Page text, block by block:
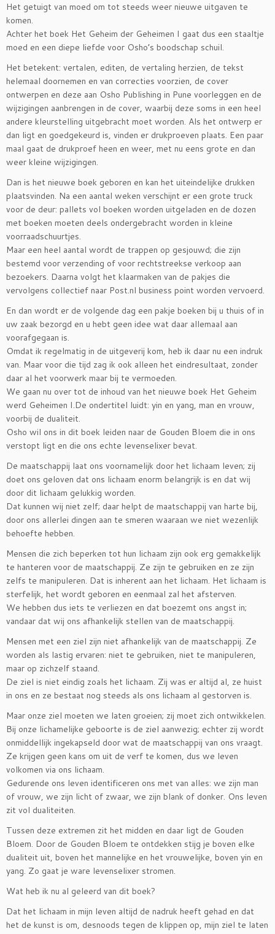
Het getuigt van moed om tot steeds weer nieuwe uitgaven te
komen.
Achter het boek Het Geheim der Geheimen I gaat dus een staaltje
moed en een diepe liefde voor Osho’s boodschap schuil.
Het betekent: vertalen, editen, de vertaling herzien, de tekst
helemaal doornemen en van correcties voorzien, de cover
ontwerpen en deze aan Osho Publishing in Pune voorleggen en de
wijzigingen aanbrengen in de cover, waarbij deze soms in een heel
andere kleurstelling uitgebracht moet worden. Als het ontwerp er
dan ligt en goedgekeurd is, vinden er drukproeven plaats. Een paar
maal gaat de drukproef heen en weer, met nu eens grote en dan
weer kleine wijzigingen.
Dan is het nieuwe boek geboren en kan het uiteindelijke drukken
plaatsvinden. Na een aantal weken verschijnt er een grote truck
voor de deur: pallets vol boeken worden uitgeladen en de dozen
met boeken moeten deels ondergebracht worden in kleine
voorraadschuurtjes.
Maar een heel aantal wordt de trappen op gesjouwd; die zijn
bestemd voor verzending of voor rechtstreekse verkoop aan
bezoekers. Daarna volgt het klaarmaken van de pakjes die
vervolgens collectief naar Post.nl business point worden vervoerd.
En dan wordt er de volgende dag een pakje boeken bij u thuis of in
uw zaak bezorgd en u hebt geen idee wat daar allemaal aan
voorafgegaan is.
Omdat ik regelmatig in de uitgeverij kom, heb ik daar nu een indruk
van. Maar voor die tijd zag ik ook alleen het eindresultaat, zonder
daar al het voorwerk maar bij te vermoeden.
We gaan nu over tot de inhoud van het nieuwe boek Het Geheim
werd Geheimen I.De ondertitel luidt: yin en yang, man en vrouw,
voorbij de dualiteit.
Osho wil ons in dit boek leiden naar de Gouden Bloem die in ons
verstopt ligt en die ons echte levenselixer bevat.
De maatschappij laat ons voornamelijk door het lichaam leven; zij
doet ons geloven dat ons lichaam enorm belangrijk is en dat wij
door dit lichaam gelukkig worden.
Dat kunnen wij niet zelf; daar helpt de maatschappij van harte bij,
door ons allerlei dingen aan te smeren waaraan we niet wezenlijk
behoefte hebben.
Mensen die zich beperken tot hun lichaam zijn ook erg gemakkelijk
te hanteren voor de maatschappij. Ze zijn te gebruiken en ze zijn
zelfs te manipuleren. Dat is inherent aan het lichaam. Het lichaam is
sterfelijk, het wordt geboren en eenmaal zal het afsterven.
We hebben dus iets te verliezen en dat boezemt ons angst in;
vandaar dat wij ons afhankelijk stellen van de maatschappij.
Mensen met een ziel zijn niet afhankelijk van de maatschappij. Ze
worden als lastig ervaren: niet te gebruiken, niet te manipuleren,
maar op zichzelf staand.
De ziel is niet eindig zoals het lichaam. Zij was er altijd al, ze huist
in ons en ze bestaat nog steeds als ons lichaam al gestorven is.
Maar onze ziel moeten we laten groeien; zij moet zich ontwikkelen.
Bij onze lichamelijke geboorte is de ziel aanwezig; echter zij wordt
onmiddellijk ingekapseld door wat de maatschappij van ons vraagt.
Ze krijgen geen kans om uit de verf te komen, dus we leven
volkomen via ons lichaam.
Gedurende ons leven identificeren ons met van alles: we zijn man
of vrouw, we zijn licht of zwaar, we zijn blank of donker. Ons leven
zit vol dualiteiten.
Tussen deze extremen zit het midden en daar ligt de Gouden
Bloem. Door de Gouden Bloem te ontdekken stijg je boven elke
dualiteit uit, boven het mannelijke en het vrouwelijke, boven yin en
yang. Zo gaat je ware levenselixer stromen.
Wat heb ik nu al geleerd van dit boek?
Dat het lichaam in mijn leven altijd de nadruk heeft gehad en dat
het de kunst is om, desnoods tegen de klippen op, mijn ziel te laten